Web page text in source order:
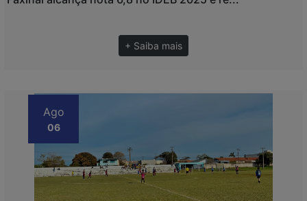
+ Saiba mais
Ago
06